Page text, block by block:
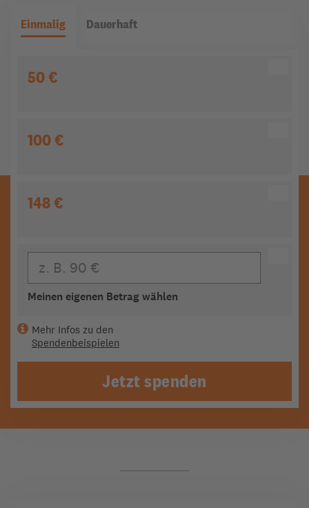
Einmalig Dauerhaft
50 €
100 €
148 €
Meinen eigenen Betrag wählen
Mehr Infos zu den
Spendenbeispielen
Jetzt spenden